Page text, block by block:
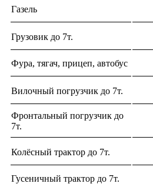
Газель
Грузовик до 7т.
Фура, тягач, прицеп, автобус
Вилочный погрузчик до 7т.
Фронтальный погрузчик до
7т.
Колёсный трактор до 7т.
Гусеничный трактор до 7т.